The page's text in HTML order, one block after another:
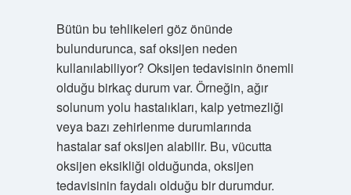
Bütün bu tehlikeleri göz önünde
bulundurunca, saf oksijen neden
kullanılabiliyor? Oksijen tedavisinin önemli
olduğu birkaç durum var. Örneğin, ağır
solunum yolu hastalıkları, kalp yetmezliği
veya bazı zehirlenme durumlarında
hastalar saf oksijen alabilir. Bu, vücutta
oksijen eksikliği olduğunda, oksijen
tedavisinin faydalı olduğu bir durumdur.